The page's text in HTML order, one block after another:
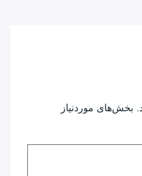
بخش‌های موردنیاز